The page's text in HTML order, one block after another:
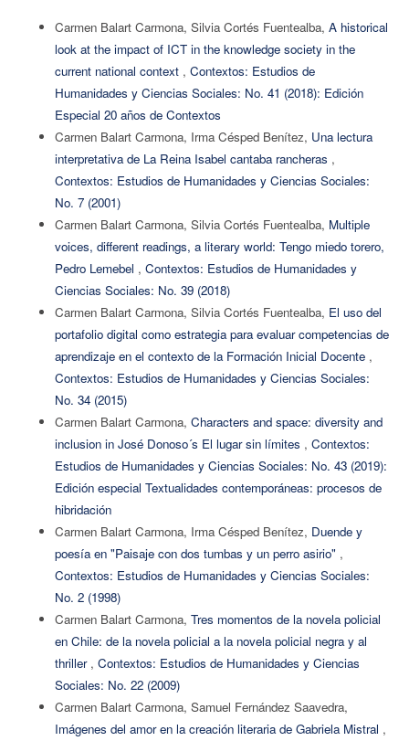
Carmen Balart Carmona, Silvia Cortés Fuentealba, A historical
look at the impact of ICT in the knowledge society in the
current national context , Contextos: Estudios de
Humanidades y Ciencias Sociales: No. 41 (2018): Edición
Especial 20 años de Contextos
Carmen Balart Carmona, Irma Césped Benítez, Una lectura
interpretativa de La Reina Isabel cantaba rancheras ,
Contextos: Estudios de Humanidades y Ciencias Sociales:
No. 7 (2001)
Carmen Balart Carmona, Silvia Cortés Fuentealba, Multiple
voices, different readings, a literary world: Tengo miedo torero,
Pedro Lemebel , Contextos: Estudios de Humanidades y
Ciencias Sociales: No. 39 (2018)
Carmen Balart Carmona, Silvia Cortés Fuentealba, El uso del
portafolio digital como estrategia para evaluar competencias de
aprendizaje en el contexto de la Formación Inicial Docente ,
Contextos: Estudios de Humanidades y Ciencias Sociales:
No. 34 (2015)
Carmen Balart Carmona, Characters and space: diversity and
inclusion in José Donoso´s El lugar sin límites , Contextos:
Estudios de Humanidades y Ciencias Sociales: No. 43 (2019):
Edición especial Textualidades contemporáneas: procesos de
hibridación
Carmen Balart Carmona, Irma Césped Benítez, Duende y
poesía en "Paisaje con dos tumbas y un perro asirio" ,
Contextos: Estudios de Humanidades y Ciencias Sociales:
No. 2 (1998)
Carmen Balart Carmona, Tres momentos de la novela policial
en Chile: de la novela policial a la novela policial negra y al
thriller , Contextos: Estudios de Humanidades y Ciencias
Sociales: No. 22 (2009)
Carmen Balart Carmona, Samuel Fernández Saavedra,
Imágenes del amor en la creación literaria de Gabriela Mistral ,